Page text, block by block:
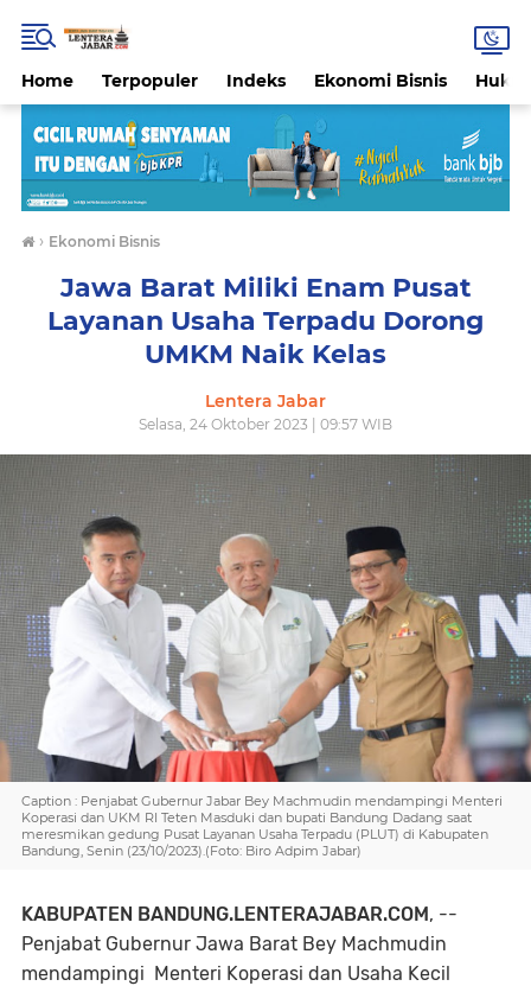
Home Terpopuler Indeks Ekonomi Bisnis
› Ekonomi Bisnis
Jawa Barat Miliki Enam Pusat
Layanan Usaha Terpadu Dorong
UMKM Naik Kelas
Lentera Jabar
Selasa, 24 Oktober 2023 | 09:57 WIB
Caption : Penjabat Gubernur Jabar Bey Machmudin mendampingi Menteri
Koperasi dan UKM RI Teten Masduki dan bupati Bandung Dadang saat
meresmikan gedung Pusat Layanan Usaha Terpadu (PLUT) di Kabupaten
Bandung, Senin (23/10/2023).(Foto: Biro Adpim Jabar)
KABUPATEN BANDUNG.LENTERAJABAR.COM, --
Penjabat Gubernur Jawa Barat Bey Machmudin
mendampingi Menteri Koperasi dan Usaha Kecil